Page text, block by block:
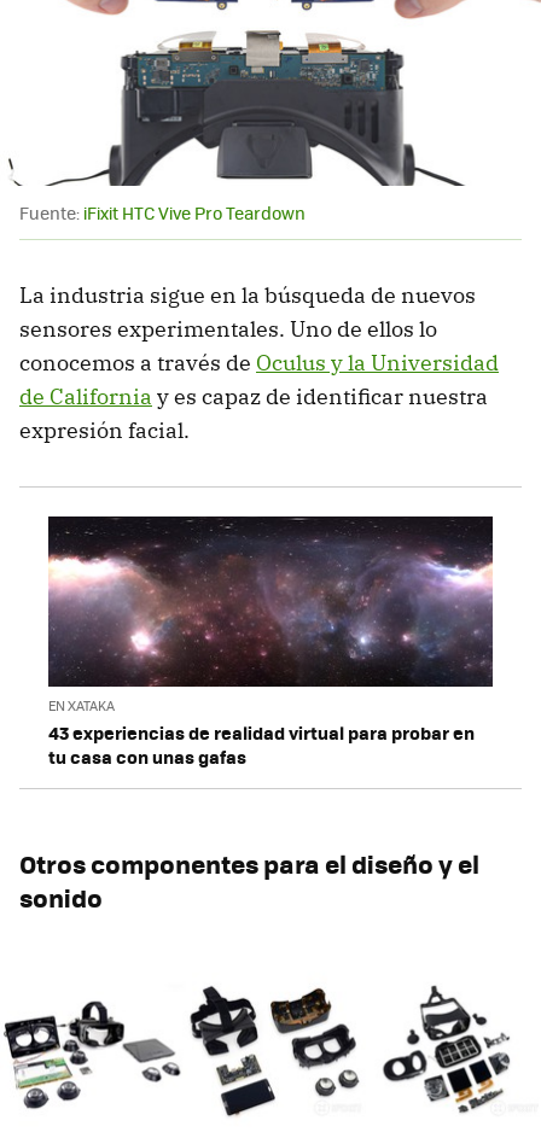
Fuente: iFixit HTC Vive Pro Teardown
La industria sigue en la búsqueda de nuevos
sensores experimentales. Uno de ellos lo
conocemos a través de Oculus y la Universidad
de California y es capaz de identificar nuestra
expresión facial.
EN XATAKA
43 experiencias de realidad virtual para probar en
tu casa con unas gafas
Otros componentes para el diseño y el
sonido